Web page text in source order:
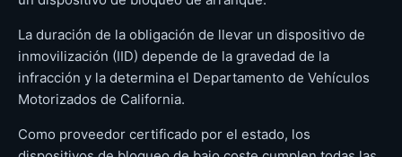
La duración de la obligación de llevar un dispositivo de
inmovilización (IID) depende de la gravedad de la
infracción y la determina el Departamento de Vehículos
Motorizados de California.
Como proveedor certificado por el estado, los